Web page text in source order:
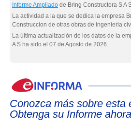
Informe Ampliado de Bring Constructora S A
La actividad a la que se dedica la empresa
Construccion de otras obras de ingenieria
La última actualización de los datos de la
A S ha sido el 07 de Agosto de 2026.
Conozca más sobre esta
Obtenga su Informe